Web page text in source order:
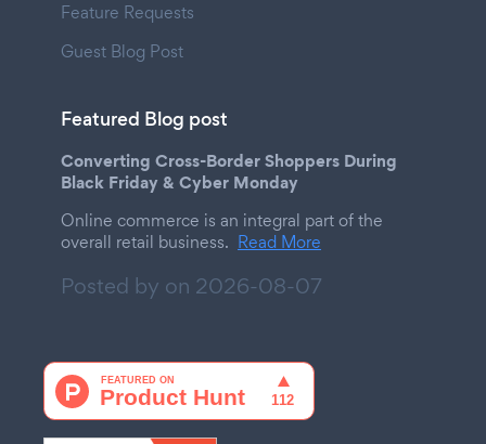
Feature Requests
Guest Blog Post
Featured Blog post
Converting Cross-Border Shoppers During
Black Friday & Cyber Monday
Online commerce is an integral part of the
overall retail business. Read More
Posted by on 2026-08-07